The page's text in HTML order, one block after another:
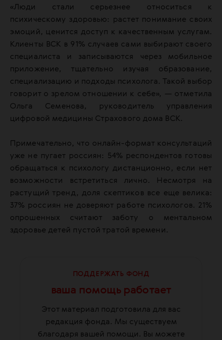
«Люди стали серьезнее относиться к
психическому здоровью: растет понимание своих
эмоций, ценится доступ к качественным услугам.
Клиенты ВСК в 91% случаев сами выбирают своего
специалиста и записываются через мобильное
приложение, тщательно изучая образование,
специализацию и подходы психолога. Такой выбор
говорит о зрелом отношении к себе», — отметила
Ольга Семенова, руководитель управления
цифровой медицины Страхового дома ВСК.
Примечательно, что онлайн-формат консультаций
уже не пугает россиян: 54% респондентов готовы
обращаться к психологу дистанционно, если нет
возможности встретиться лично. Несмотря на
растущий тренд, доля скептиков все еще велика:
37% россиян не доверяют работе психологов. 21%
опрошенных считают заботу о ментальном
здоровье детей пустой тратой времени.
ПОДДЕРЖАТЬ ФОНД
ваша помощь работает
Этот материал подготовила для вас
редакция фонда. Мы существуем
благодаря вашей помощи. Вы можете